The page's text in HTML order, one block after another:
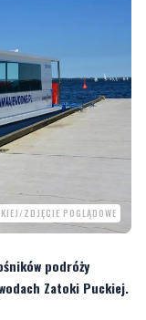
ZDJĘCIE POGLĄDOWE
podróży
Zatoki Puckiej.
na zaprojektowanie
regularne